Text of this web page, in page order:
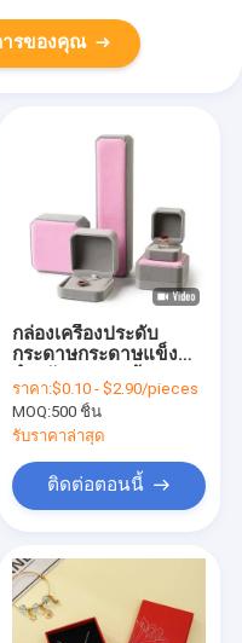
ารของคุณ
กล่องเครื่องประดับ
กระดาษกระดาษแข็ง
หูและข้อมือ
ราคา:$0.10 - $2.90/pieces
MOQ:500 ชิ้น
รับราคาล่าสุด
ติดต่อตอนนี้